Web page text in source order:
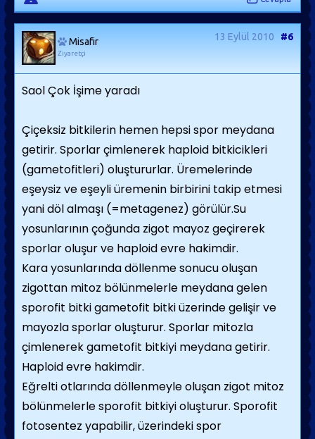
Misafir
Ziyaretçi
13 Eylül 2010 #6
Saol Çok İşime yaradı
Çiçeksiz bitkilerin hemen hepsi spor meydana
getirir. Sporlar çimlenerek haploid bitkicikleri
(gametofitleri) oluştururlar. Üremelerinde
eşeysiz ve eşeyli üremenin birbirini takip etmesi
yani döl almaşı (=metagenez) görülür.Su
yosunlarının çoğunda zigot mayoz geçirerek
sporlar oluşur ve haploid evre hakimdir.
Kara yosunlarında döllenme sonucu oluşan
zigottan mitoz bölünmelerle meydana gelen
sporofit bitki gametofit bitki üzerinde gelişir ve
mayozla sporlar oluşturur. Sporlar mitozla
çimlenerek gametofit bitkiyi meydana getirir.
Haploid evre hakimdir.
Eğrelti otlarında döllenmeyle oluşan zigot mitoz
bölünmelerle sporofit bitkiyi oluşturur. Sporofit
fotosentez yapabilir, üzerindeki spor